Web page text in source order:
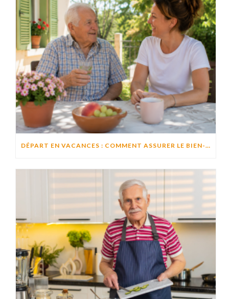
DÉPART EN VACANCES : COMMENT ASSURER LE BIEN-ÊTRE D’UN PROCHE RESTÉ À DOMICILE ?